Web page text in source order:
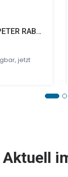
DESSERT PLATE PETER RABBIT CHRISTMAS GREETING CARDS
jetzt
Aktuell